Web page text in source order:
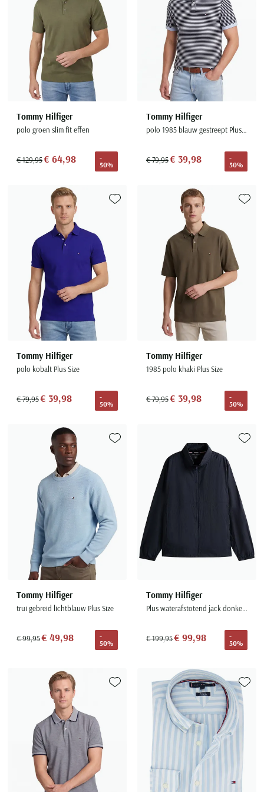
Seidensticker
Slater
State of Art
Superdry
Tenson
Thomas Maine
Tommy Hilfiger
Tramarossa
UBR
Wellington of Billmore
William Lockie
Xacus
Alle merken
Tommy Hilfiger
polo groen slim fit effen
€ 129,95€ 64,98
-
50%
Tommy Hilfiger
polo 1985 blauw gestreept Plus Size
€ 79,95€ 39,98
-
50%
Tommy Hilfiger
polo kobalt Plus Size
€ 79,95€ 39,98
-
50%
Toevoegen aan favorieten
Tommy Hilfiger
1985 polo khaki Plus Size
€ 79,95€ 39,98
-
50%
Tommy Hilfiger
trui gebreid lichtblauw Plus Size
€ 99,95€ 49,98
-
50%
Toevoegen aan favorieten
Tommy Hilfiger
Plus waterafstotend jack donkerblauw
€ 199,95€ 99,98
-
50%
Toevoegen aan favorieten